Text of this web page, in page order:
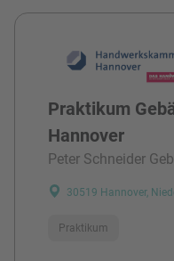
Praktikum
Hannover
Peter Schneider
30519 Hannover,
Praktikum